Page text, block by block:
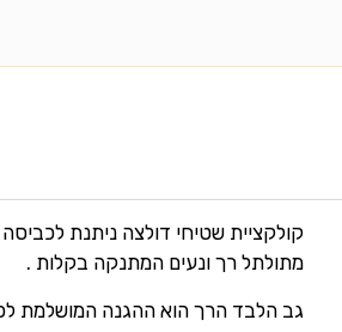
מתולתל רך ונעים המתנקה בקלות .
גב הלבד הרך הוא ההגנה המושלמת